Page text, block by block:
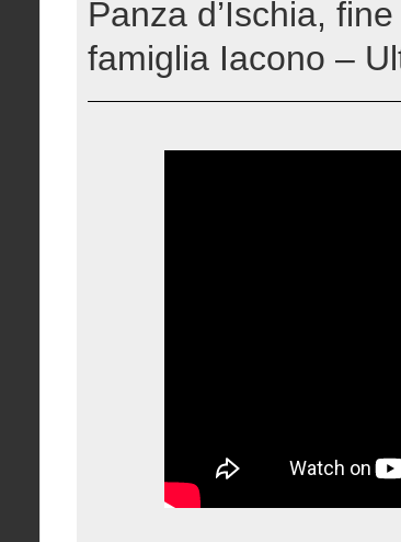
Panza d’Ischia,
famiglia Iacono –